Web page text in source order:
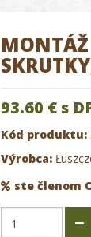
93.60 €s
Kód produktu:
Výrobca:
ste členom